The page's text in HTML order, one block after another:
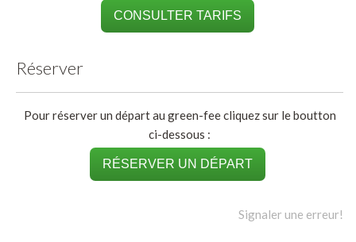
CONSULTER TARIFS
Réserver
Pour réserver un départ au green-fee cliquez sur le boutton
ci-dessous :
RÉSERVER UN DÉPART
Signaler une erreur!